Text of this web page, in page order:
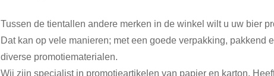
Tussen de tientallen andere merken in de winkel wilt u uw bier
Dat kan op vele manieren; met een goede verpakking, pakkend
diverse promotiematerialen.
Wij zijn specialist in promotieartikelen van papier en karton.